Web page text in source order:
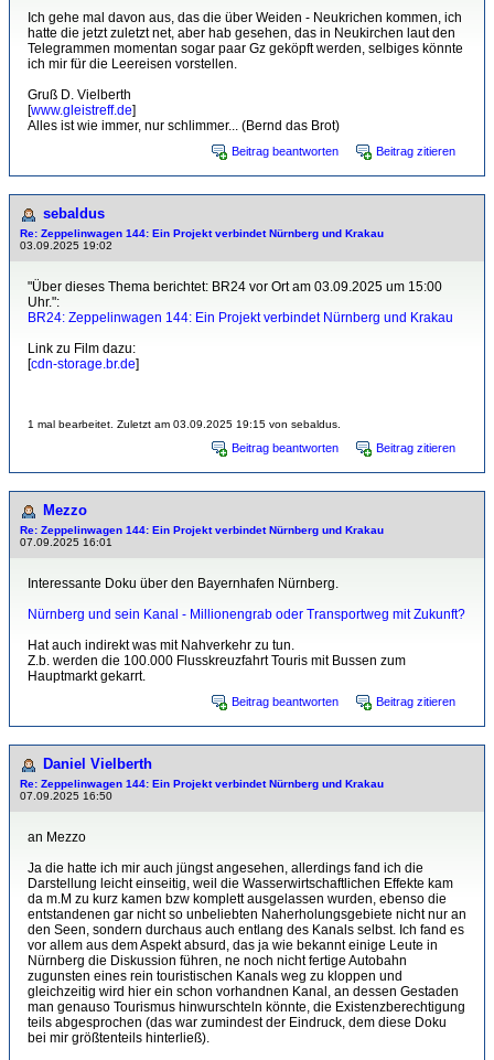
Ich gehe mal davon aus, das die über Weiden - Neukrichen kommen, ich
hatte die jetzt zuletzt net, aber hab gesehen, das in Neukirchen laut den
Telegrammen momentan sogar paar Gz geköpft werden, selbiges könnte
ich mir für die Leereisen vorstellen.
Gruß D. Vielberth
[www.gleistreff.de]
Alles ist wie immer, nur schlimmer... (Bernd das Brot)
Beitrag beantworten Beitrag zitieren
sebaldus
Re: Zeppelinwagen 144: Ein Projekt verbindet Nürnberg und Krakau
03.09.2025 19:02
"Über dieses Thema berichtet: BR24 vor Ort am 03.09.2025 um 15:00
Uhr.":
BR24: Zeppelinwagen 144: Ein Projekt verbindet Nürnberg und Krakau
Link zu Film dazu:
[cdn-storage.br.de]
1 mal bearbeitet. Zuletzt am 03.09.2025 19:15 von sebaldus.
Beitrag beantworten Beitrag zitieren
Mezzo
Re: Zeppelinwagen 144: Ein Projekt verbindet Nürnberg und Krakau
07.09.2025 16:01
Interessante Doku über den Bayernhafen Nürnberg.
Nürnberg und sein Kanal - Millionengrab oder Transportweg mit Zukunft?
Hat auch indirekt was mit Nahverkehr zu tun.
Z.b. werden die 100.000 Flusskreuzfahrt Touris mit Bussen zum
Hauptmarkt gekarrt.
Beitrag beantworten Beitrag zitieren
Daniel Vielberth
Re: Zeppelinwagen 144: Ein Projekt verbindet Nürnberg und Krakau
07.09.2025 16:50
an Mezzo
Ja die hatte ich mir auch jüngst angesehen, allerdings fand ich die
Darstellung leicht einseitig, weil die Wasserwirtschaftlichen Effekte kam
da m.M zu kurz kamen bzw komplett ausgelassen wurden, ebenso die
entstandenen gar nicht so unbeliebten Naherholungsgebiete nicht nur an
den Seen, sondern durchaus auch entlang des Kanals selbst. Ich fand es
vor allem aus dem Aspekt absurd, das ja wie bekannt einige Leute in
Nürnberg die Diskussion führen, ne noch nicht fertige Autobahn
zugunsten eines rein touristischen Kanals weg zu kloppen und
gleichzeitig wird hier ein schon vorhandnen Kanal, an dessen Gestaden
man genauso Tourismus hinwurschteln könnte, die Existenzberechtigung
teils abgesprochen (das war zumindest der Eindruck, dem diese Doku
bei mir größtenteils hinterließ).